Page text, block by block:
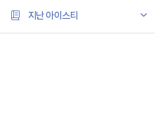
지난 아이스티